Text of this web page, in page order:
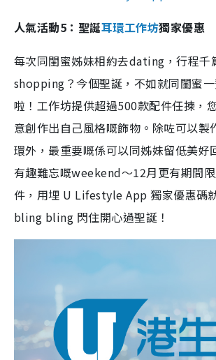
人氣活動5：聖誕耳環工作坊獨家優惠
每次同閨蜜姊妹相約去dating，行程千
shopping？今個聖誕，不如就同閨蜜
啦！工作坊提供超過500款配件任揀，
意創作出自己風格嘅飾物。除咗可以製
環外，最重要嘅係可以同姊妹留低美好
有趣難忘嘅weekend～12月更有期間
件，用埋 U Lifestyle App 獨家優惠碼
bling bling 閃住開心過聖誕！